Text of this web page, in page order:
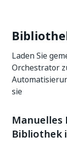
Laden Sie
Orchestrator
sie
Manuelles
Bibliothek